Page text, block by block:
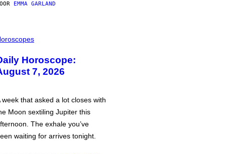
EMMA GARLAND
Horoscope:
7, 2026
week that asked a lot closes with
Moon sextiling Jupiter this
The exhale you’ve
waiting for arrives tonight.